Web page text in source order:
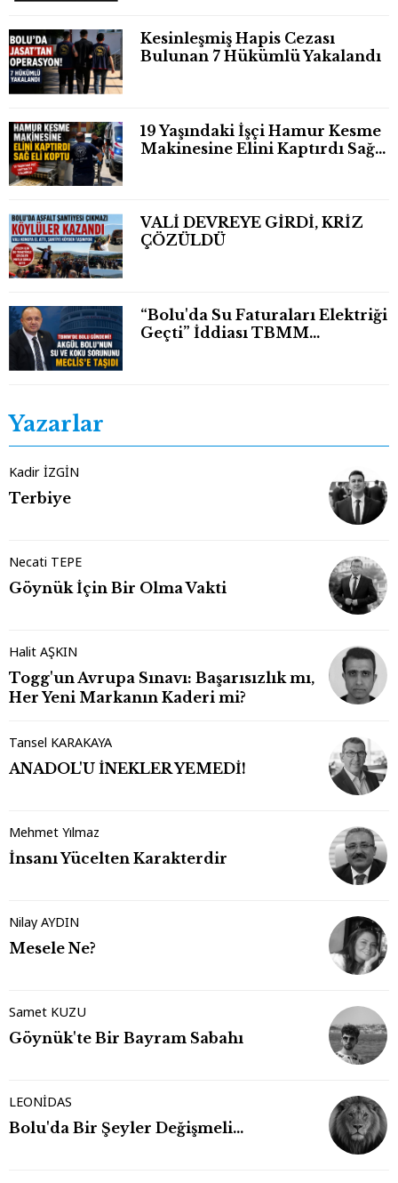
Kesinleşmiş Hapis Cezası
Bulunan 7 Hükümlü Yakalandı
19 Yaşındaki İşçi Hamur Kesme
Makinesine Elini Kaptırdı Sağ
VALİ DEVREYE GİRDİ, KRİZ
ÇÖZÜLDÜ
“Bolu'da Su Faturaları Elektriği
Geçti” İddiası TBMM
Yazarlar
Kadir İZGİN
Terbiye
Necati TEPE
Göynük İçin Bir Olma Vakti
Halit AŞKIN
Togg'un Avrupa Sınavı: Başarısızlık mı,
Her Yeni Markanın Kaderi mi?
Tansel KARAKAYA
ANADOL'U İNEKLER YEMEDİ!
Mehmet Yılmaz
İnsanı Yücelten Karakterdir
Nilay AYDIN
Mesele Ne?
Samet KUZU
Göynük'te Bir Bayram Sabahı
LEONİDAS
Bolu'da Bir Şeyler Değişmeli…